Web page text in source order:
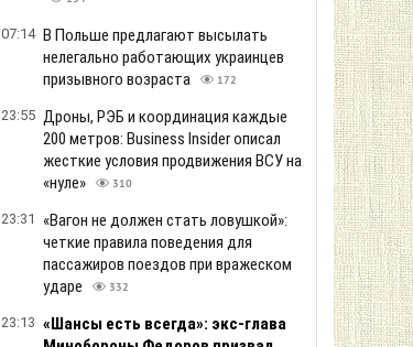
07:14 В Польше предлагают высылать
нелегально работающих украинцев
призывного возраста
172
23:55 Дроны, РЭБ и координация каждые
200 метров: Business Insider описал
жесткие условия продвижения ВСУ на
«нуле»
310
23:31
«Вагон не должен стать ловушкой»:
четкие правила поведения для
пассажиров поездов при вражеском
ударе
332
23:13 «Шансы есть всегда»: экс-глава